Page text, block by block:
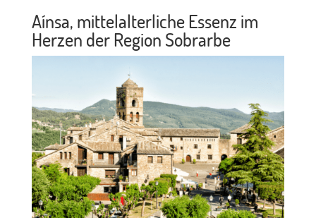
Aínsa, mittelalterliche Essenz im
Herzen der Region Sobrarbe